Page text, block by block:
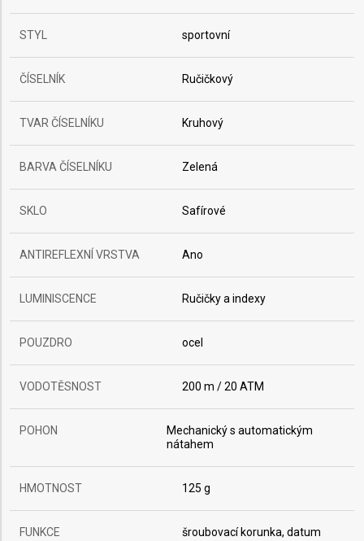
STYL sportovní
ČÍSELNÍK Ručičkový
TVAR ČÍSELNÍKU Kruhový
BARVA ČÍSELNÍKU Zelená
SKLO Safírové
ANTIREFLEXNÍ VRSTVA Ano
LUMINISCENCE Ručičky a indexy
POUZDRO ocel
VODOTĚSNOST 200 m / 20 ATM
POHON
Mechanický s automatickým
nátahem
HMOTNOST 125 g
FUNKCE šroubovací korunka, datum